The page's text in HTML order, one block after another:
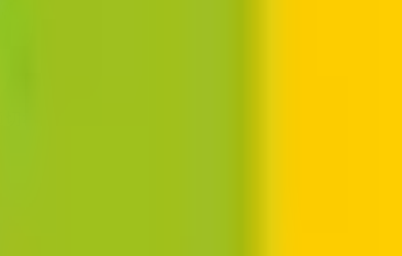
な病院・診療所を提案します